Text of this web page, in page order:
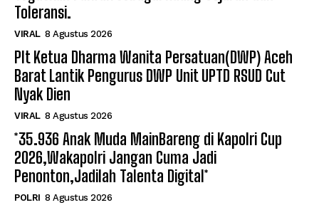
Toleransi.
VIRAL 8 Agustus 2026
Plt Ketua Dharma Wanita Persatuan(DWP) Aceh
Barat Lantik Pengurus DWP Unit UPTD RSUD Cut
Nyak Dien
VIRAL 8 Agustus 2026
*35.936 Anak Muda MainBareng di Kapolri Cup
2026,Wakapolri Jangan Cuma Jadi
Penonton,Jadilah Talenta Digital*
POLRI 8 Agustus 2026